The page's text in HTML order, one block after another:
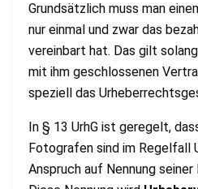
Grundsätzlich muss man
nur einmal und zwar das
vereinbart hat. Das gilt
mit ihm geschlossenen
speziell das
In § 13 UrhG ist geregelt,
Fotografen sind im Regelfall
Anspruch auf Nennung